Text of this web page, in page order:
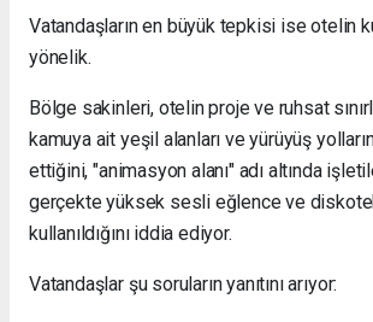
Vatandaşların en büyük tepkisi ise otelin
yönelik.
Bölge sakinleri, otelin proje ve ruhsat
kamuya ait yeşil alanları ve yürüyüş
ettiğini, "animasyon alanı" adı altında
gerçekte yüksek sesli eğlence ve
kullanıldığını iddia ediyor.
Vatandaşlar şu soruların yanıtını arıyor: